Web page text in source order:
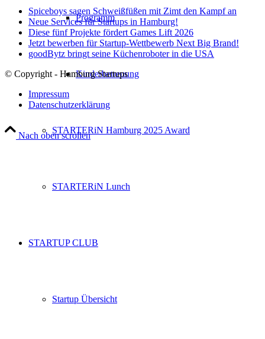
Programm
Kinderbetreuung
STARTERiN Hamburg 2025 Award
STARTERiN Lunch
STARTUP CLUB
Startup Übersicht
Spiceboys sagen Schweißfüßen mit Zimt den Kampf an
Neue Services für Startups in Hamburg!
Diese fünf Projekte fördert Games Lift 2026
Jetzt bewerben für Startup-Wettbewerb Next Big Brand!
goodBytz bringt seine Küchenroboter in die USA
© Copyright - Hamburg Startups
Impressum
Datenschutzerklärung
Nach oben scrollen